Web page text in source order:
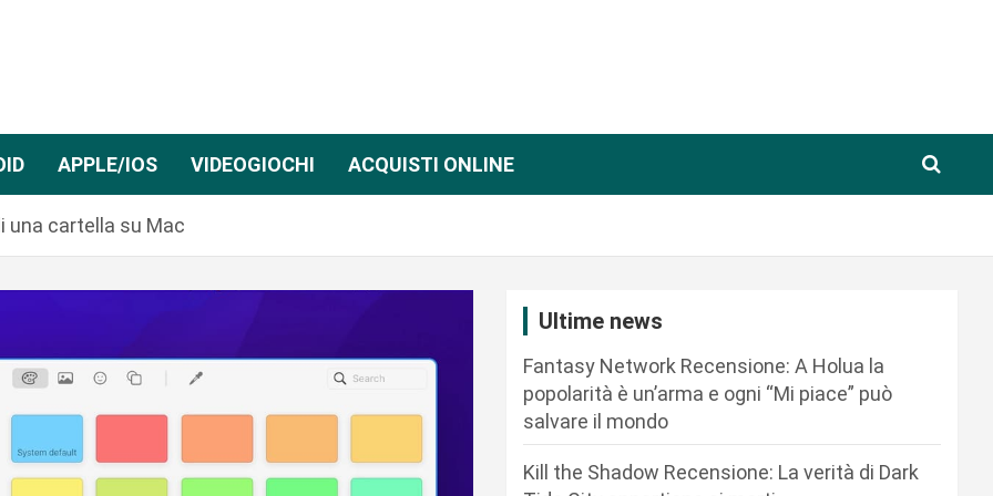
APPLE/IOS VIDEOGIOCHI ACQUISTI ONLINE
una cartella su Mac
Ultime news
Fantasy Network Recensione: A Holua la
popolarità è un’arma e ogni “Mi piace” può
salvare il mondo
Kill the Shadow Recensione: La verità di Dark